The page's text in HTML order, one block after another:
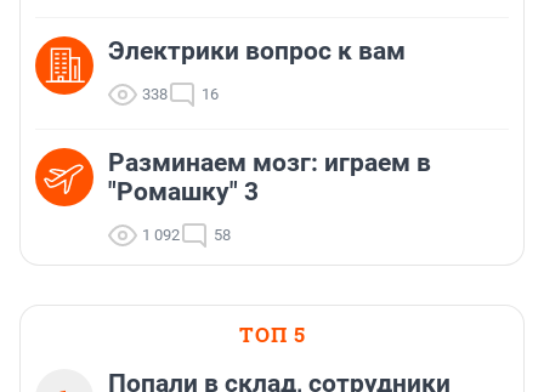
Электрики вопрос к вам
338 16
Разминаем мозг: играем в
"Ромашку" 3
1 092 58
ТОП 5
Попали в склад, сотрудники